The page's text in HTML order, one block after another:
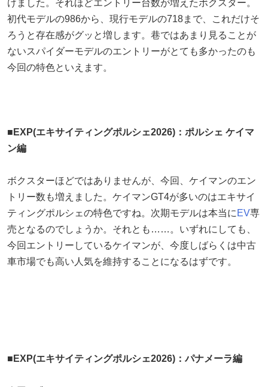
けました。それほどエントリー台数が増えたボクスター。
初代モデルの986から、現行モデルの718まで、これだけそ
ろうと存在感がグッと増します。巷ではあまり見ることが
ないスパイダーモデルのエントリーがとても多かったのも
今回の特色といえます。
■EXP(エキサイティングポルシェ2026)：ポルシェ ケイマ
ン編
ボクスターほどではありませんが、今回、ケイマンのエン
トリー数も増えました。ケイマンGT4が多いのはエキサイ
ティングポルシェの特色ですね。次期モデルは本当に EV専
売となるのでしょうか。それとも……。いずれにしても、
今回エントリーしているケイマンが、今度しばらくは中古
車市場でも高い人気を維持することになるはずです。
■EXP(エキサイティングポルシェ2026)：パナメーラ編